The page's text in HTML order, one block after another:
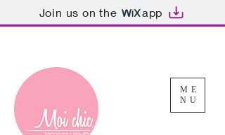
Join us on the app
ME
NU